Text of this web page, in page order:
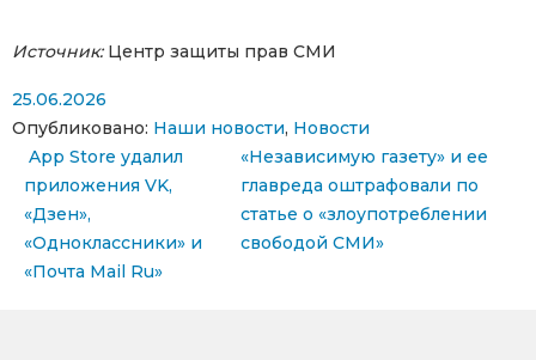
Источник:Центр защиты прав СМИ
25.06.2026
Опубликовано: Наши новости, Новости
Навигация по записям
App Store удалил
приложения VK,
«Дзен»,
«Одноклассники» и
«Почта Mail Ru»
«Независимую газету» и ее
главреда оштрафовали по
статье о «злоупотреблении
свободой СМИ»